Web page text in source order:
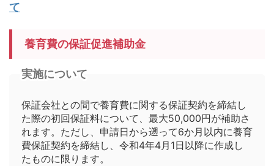
て
養育費の保証促進補助金
実施について
保証会社との間で養育費に関する保証契約を締結し
た際の初回保証料について、最大50,000円が補助さ
れます。ただし、申請日から遡って6か月以内に養育
費保証契約を締結し、令和4年4月1日以降に作成し
たものに限ります。